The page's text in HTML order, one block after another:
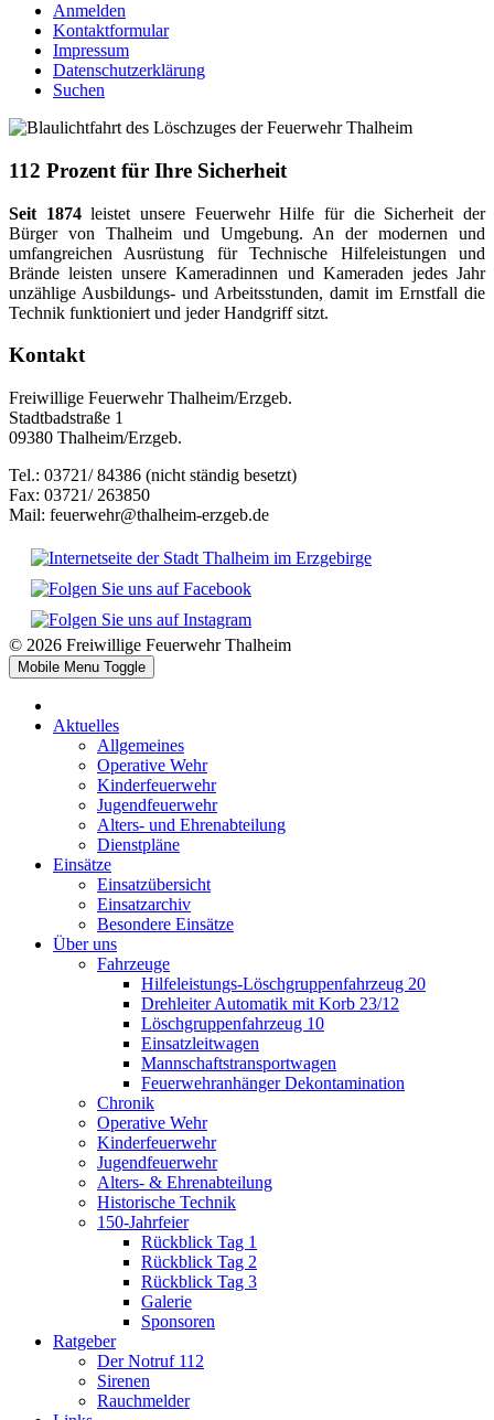
Anmelden
Kontaktformular
Impressum
Datenschutzerklärung
Suchen
112 Prozent für Ihre Sicherheit
Seit 1874leistet unsere Feuerwehr Hilfe für die Sicherheit der
Bürger von Thalheim und Umgebung. An der modernen und
umfangreichen Ausrüstung für Technische Hilfeleistungen und
Brände leisten unsere Kameradinnen und Kameraden jedes Jahr
unzählige Ausbildungs- und Arbeitsstunden, damit im Ernstfall die
Technik funktioniert und jeder Handgriff sitzt.
Kontakt
Freiwillige Feuerwehr Thalheim/Erzgeb.
Stadtbadstraße 1
09380 Thalheim/Erzgeb.
Tel.: 03721/ 84386 (nicht ständig besetzt)
Fax: 03721/ 263850
Mail: feuerwehr@thalheim-erzgeb.de
© 2026 Freiwillige Feuerwehr Thalheim
Mobile Menu Toggle
Aktuelles
Allgemeines
Operative Wehr
Kinderfeuerwehr
Jugendfeuerwehr
Alters- und Ehrenabteilung
Dienstpläne
Einsätze
Einsatzübersicht
Einsatzarchiv
Besondere Einsätze
Über uns
Fahrzeuge
Hilfeleistungs-Löschgruppenfahrzeug 20
Drehleiter Automatik mit Korb 23/12
Löschgruppenfahrzeug 10
Einsatzleitwagen
Mannschaftstransportwagen
Feuerwehranhänger Dekontamination
Chronik
Operative Wehr
Kinderfeuerwehr
Jugendfeuerwehr
Alters- & Ehrenabteilung
Historische Technik
150-Jahrfeier
Rückblick Tag 1
Rückblick Tag 2
Rückblick Tag 3
Galerie
Sponsoren
Ratgeber
Der Notruf 112
Sirenen
Rauchmelder